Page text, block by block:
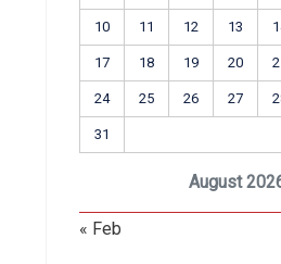
August
10 11 12 13
17 18 19 20
24 25 26 27
31
« Feb